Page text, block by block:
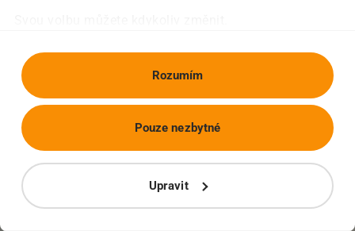
Rozumím
Upravit
Pouze nezbytné